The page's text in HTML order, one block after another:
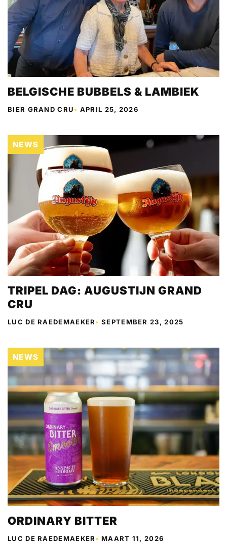
BELGISCHE BUBBELS & LAMBIEK
BIER GRAND CRU• APRIL 25, 2026
NEWS
TRIPEL DAG: AUGUSTIJN GRAND
CRU
LUC DE RAEDEMAEKER•SEPTEMBER 23, 2025
NEWS
ORDINARY BITTER
LUC DE RAEDEMAEKER•MAART 11, 2026